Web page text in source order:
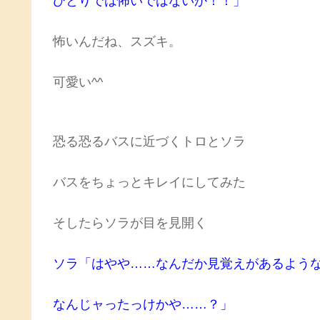
怖いんだね、スズキ。
可愛い^^
恐る恐るバスに近づくトロとソラ
バスをちょっとキレイにしてみた
そしたらソラが目を見開く
ソラ「はやや……なんだか見覚えがあるよう
なんじャったっけかや……？」